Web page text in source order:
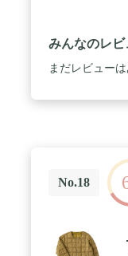
を使用し、静
/ 普段着として
みんなのレビ
まだレビュー
No.18